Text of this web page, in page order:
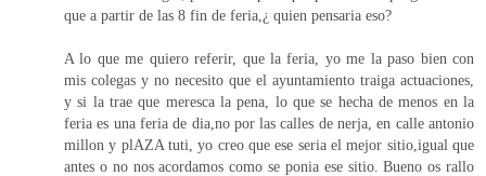
que a partir de las 8 fin de feria,¿ quien pensaria eso?
A lo que me quiero referir, que la feria, yo me la paso bien con
mis colegas y no necesito que el ayuntamiento traiga actuaciones,
y si la trae que meresca la pena, lo que se hecha de menos en la
feria es una feria de dia,no por las calles de nerja, en calle antonio
millon y plAZA tuti, yo creo que ese seria el mejor sitio,igual que
antes o no nos acordamos como se ponia ese sitio. Bueno os rallo